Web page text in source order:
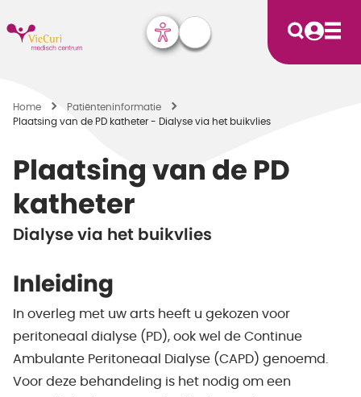
Home
Patiënten­informatie
Plaatsing van de PD katheter - Dialyse via het buikvlies
Plaatsing van de PD
katheter
Dialyse via het buikvlies
Inleiding
In overleg met uw arts heeft u gekozen voor
peritoneaal dialyse (PD), ook wel de Continue
Ambulante Peritoneaal Dialyse (CAPD) genoemd.
Voor deze behandeling is het nodig om een